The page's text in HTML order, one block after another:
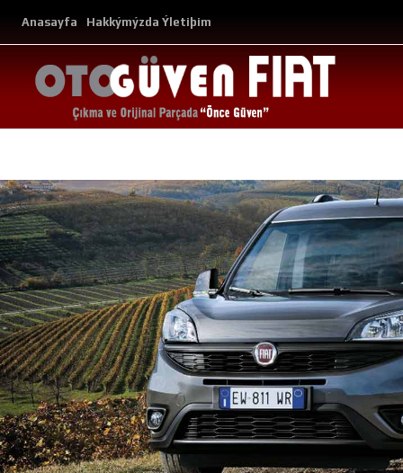
Anasayfa Hakkýmýzda Ýletiþim